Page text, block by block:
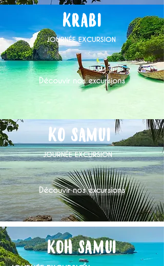
KRABI
JOURNÉE EXCURSION
Découvir nos excursions
KO SAMUI
JOURNÉE EXCURSION
Découvir nos excursions
KOH SAMUI